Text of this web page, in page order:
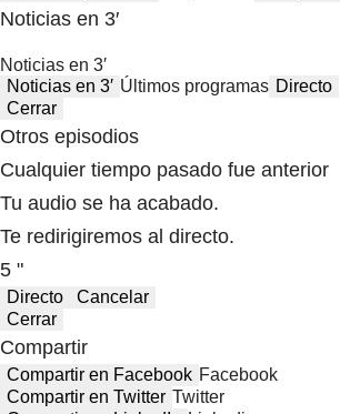
Noticias en 3′
Noticias en 3′
Noticias en 3′ Últimos programas Directo
Cerrar
Otros episodios
Cualquier tiempo pasado fue anterior
Tu audio se ha acabado.
Te redirigiremos al directo.
5 "
Directo
Cancelar
Cerrar
Compartir
Compartir en Facebook Facebook
Compartir en Twitter Twitter